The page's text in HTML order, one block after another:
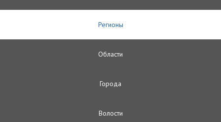
Регионы
Oбласти
Городa
Волости